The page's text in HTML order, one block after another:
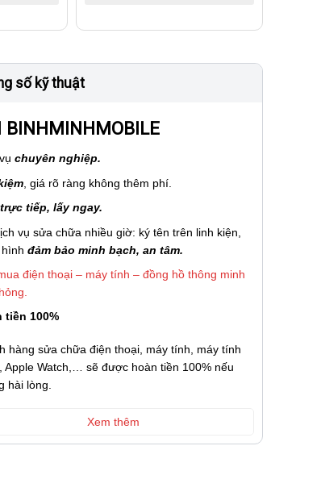
số kỹ thuật
BINHMINHMOBILE
chuyên nghiệp.
, giá rõ ràng không thêm phí.
tiếp, lấy ngay.
vụ sửa chữa nhiều giờ: ký tên trên linh kiện,
đảm bảo minh bạch, an tâm.
điện thoại – máy tính – đồng hồ thông minh
tiền 100%
hàng sửa chữa điện thoại, máy tính, máy tính
Apple Watch,… sẽ được hoàn tiền 100% nếu
hài lòng.
Xem thêm